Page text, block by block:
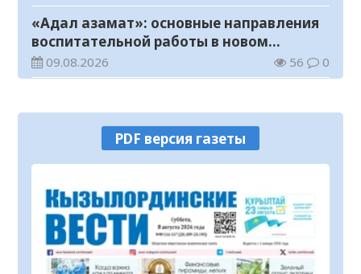
«Адал азамат»: основные направления
воспитательной работы в новом
учебном году
09.08.2026 56 0
09.08.2026 73 0
Государство расширяет поддержку
граждан, переезжающих в новые
регионы для работы
08.08.2026
Казахстан экспортировал 13,9 млн тонн
зерна и муки в зерновом эквиваленте
08.08.2026 100
PDF версия газеты